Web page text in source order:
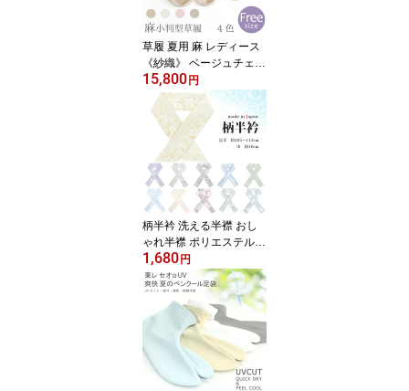
草履 夏用 麻 レディース
《紗織》 ベージュチェッ
ク 日本製 夏草履〔フリ
ーサイズ 22〜23.5cm〕
【TT】
15,800 円
柄半衿 洗える半襟 おし
ゃれ半襟 ポリエステル
日本製 着物 和装小物 着
付け小物 15柄 絽 紗 和柄
和風 草花「小紋半衿 No
6（春夏向け）」【IT】
【メール便OK】
1,680 円